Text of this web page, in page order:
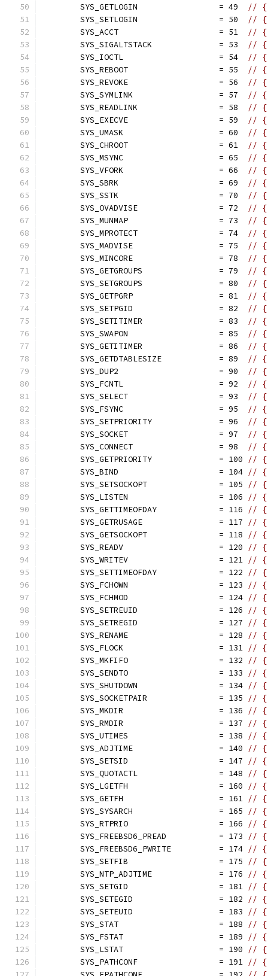
	SYS_GETLOGIN                 = 49
// {
	SYS_SETLOGIN                 = 50
// {
	SYS_ACCT                     = 51
// {
	SYS_SIGALTSTACK              = 53
// {
	SYS_IOCTL                    = 54
// {
	SYS_REBOOT                   = 55
// {
	SYS_REVOKE                   = 56
// {
	SYS_SYMLINK                  = 57
// {
	SYS_READLINK                 = 58
// {
	SYS_EXECVE                   = 59
// {
	SYS_UMASK                    = 60
// {
	SYS_CHROOT                   = 61
// {
	SYS_MSYNC                    = 65
// {
	SYS_VFORK                    = 66
// {
	SYS_SBRK                     = 69
// {
	SYS_SSTK                     = 70
// {
	SYS_OVADVISE                 = 72
// {
	SYS_MUNMAP                   = 73
// {
	SYS_MPROTECT                 = 74
// {
	SYS_MADVISE                  = 75
// {
	SYS_MINCORE                  = 78
// {
	SYS_GETGROUPS                = 79
// {
	SYS_SETGROUPS                = 80
// {
	SYS_GETPGRP                  = 81
// {
	SYS_SETPGID                  = 82
// {
	SYS_SETITIMER                = 83
// {
	SYS_SWAPON                   = 85
// {
	SYS_GETITIMER                = 86
// {
	SYS_GETDTABLESIZE            = 89
// {
	SYS_DUP2                     = 90
// {
	SYS_FCNTL                    = 92
// {
	SYS_SELECT                   = 93
// {
	SYS_FSYNC                    = 95
// {
	SYS_SETPRIORITY              = 96
// {
	SYS_SOCKET                   = 97
// {
	SYS_CONNECT                  = 98
// {
	SYS_GETPRIORITY              = 100
// {
	SYS_BIND                     = 104
// {
	SYS_SETSOCKOPT               = 105
// {
	SYS_LISTEN                   = 106
// {
	SYS_GETTIMEOFDAY             = 116
// {
	SYS_GETRUSAGE                = 117
// {
	SYS_GETSOCKOPT               = 118
// {
	SYS_READV                    = 120
// {
	SYS_WRITEV                   = 121
// {
	SYS_SETTIMEOFDAY             = 122
// {
	SYS_FCHOWN                   = 123
// {
	SYS_FCHMOD                   = 124
// {
	SYS_SETREUID                 = 126
// {
	SYS_SETREGID                 = 127
// {
	SYS_RENAME                   = 128
// {
	SYS_FLOCK                    = 131
// {
	SYS_MKFIFO                   = 132
// {
	SYS_SENDTO                   = 133
// {
	SYS_SHUTDOWN                 = 134
// {
	SYS_SOCKETPAIR               = 135
// {
	SYS_MKDIR                    = 136
// {
	SYS_RMDIR                    = 137
// {
	SYS_UTIMES                   = 138
// {
	SYS_ADJTIME                  = 140
// {
	SYS_SETSID                   = 147
// {
	SYS_QUOTACTL                 = 148
// {
	SYS_LGETFH                   = 160
// {
	SYS_GETFH                    = 161
// {
	SYS_SYSARCH                  = 165
// {
	SYS_RTPRIO                   = 166
// {
	SYS_FREEBSD6_PREAD           = 173
// {
	SYS_FREEBSD6_PWRITE          = 174
// {
	SYS_SETFIB                   = 175
// {
	SYS_NTP_ADJTIME              = 176
// {
	SYS_SETGID                   = 181
// {
	SYS_SETEGID                  = 182
// {
	SYS_SETEUID                  = 183
// {
	SYS_STAT                     = 188
// {
	SYS_FSTAT                    = 189
// {
	SYS_LSTAT                    = 190
// {
	SYS_PATHCONF                 = 191
// {